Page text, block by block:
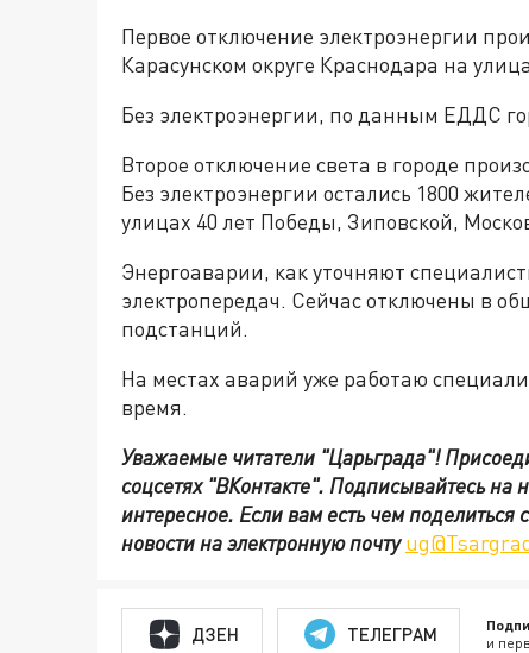
Первое отключение электроэнергии
Карасунском округе Краснодара на
Без электроэнергии, по данным ЕДДС
Второе отключение света в городе
Без электроэнергии остались 1800
улицах 40 лет Победы, Зиповской,
Энергоаварии, как уточняют
электропередач. Сейчас отключены в
подстанций.
На местах аварий уже работаю
время.
Уважаемые читатели "Царьграда"!
соцсетях"ВКонтакте". Подписывайтесь на
интересное. Если вам есть чем
новости на электронную почту
ДЗЕН ТЕЛЕГРАМ и